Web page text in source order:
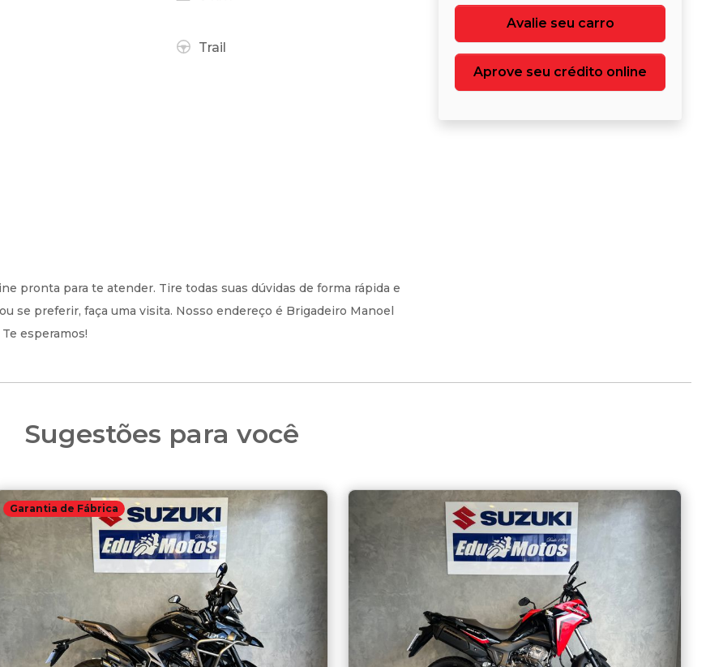
Trail
pronta para te atender. Tire todas suas dúvidas de forma rápida e
se preferir, faça uma visita. Nosso endereço é Brigadeiro Manoel
esperamos!
Avalie seu carro
Aprove seu crédito online
Sugestões para você
Garantia de Fábrica